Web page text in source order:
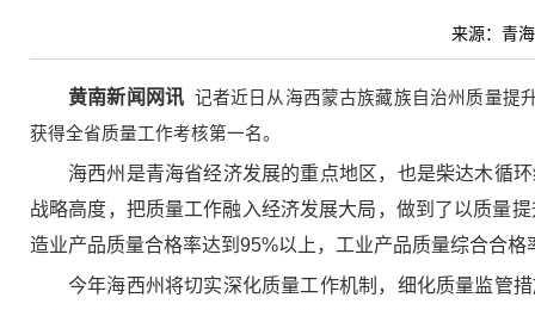
来源：青
黄南新闻网讯 记者近日从海西蒙古族藏族自治州质量提
获得全省质量工作考核第一名。
海西州是青海省经济发展的重点地区，也是柴达木循
战略高度，把质量工作融入经济发展大局，做到了以质量
造业产品质量合格率达到95%以上，工业产品质量综合合
今年海西州将切实深化质量工作机制，细化质量监管